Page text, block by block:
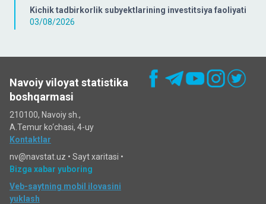
Kichik tadbirkorlik subyektlarining investitsiya faoliyati
03/08/2026
Navoiy viloyat statistika
boshqarmasi
210100, Navoiy sh.,
A.Temur ko‘chаsi, 4-uy
Kontaktlar
nv@navstat.uz • Sayt xaritasi •
Bizga xabar yuboring
Veb-saytning mobil ilovasini
yuklash